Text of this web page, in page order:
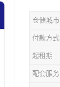
仓储城市
付款方式
起租期
配套服务